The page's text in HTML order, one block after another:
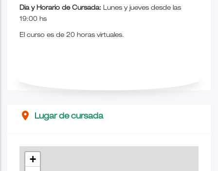
Dia y Horario de Cursada: Lunes y jueves desde las
19:00 hs
El curso es de 20 horas virtuales.
place Lugar de cursada
+